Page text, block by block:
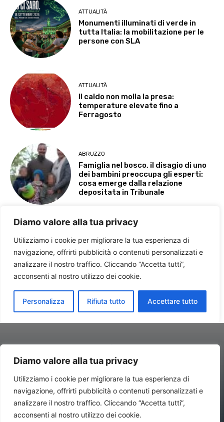
Diamo valore alla tua privacy
Utilizziamo i cookie per migliorare la tua esperienza di
navigazione, offrirti pubblicità o contenuti personalizzati e
analizzare il nostro traffico. Cliccando “Accetta tutti”,
acconsenti al nostro utilizzo dei cookie.
Contatti//Redazione:redazione@newsitalynews.it